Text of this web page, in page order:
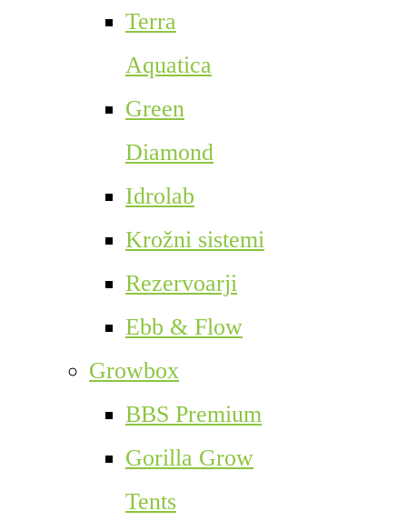
Terra
Aquatica
Green
Diamond
Idrolab
Krožni sistemi
Rezervoarji
Ebb & Flow
Growbox
BBS Premium
Gorilla Grow
Tents